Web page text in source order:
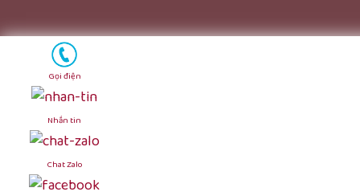
Gọi điện
Nhắn tin
Chat Zalo